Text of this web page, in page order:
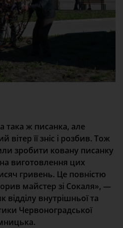
така ж писанка, але
вітер її зніс і розбив. Тож
зробити ковану писанку
виготовлення цих
гривень. Це повністю
майстер зі Сокаля», —
відділу внутрішньої та
Червоноградської